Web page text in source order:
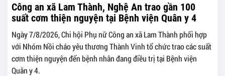
Công an xã Lam Thành, Nghệ An trao gần 100
suất cơm thiện nguyện tại Bệnh viện Quân y 4
Ngày 7/8/2026, Chi hội Phụ nữ Công an xã Lam Thành phối hợp
với Nhóm Nồi cháo yêu thương Thành Vinh tổ chức trao các suất
cơm thiện nguyện đến bệnh nhân đang điều trị tại Bệnh viện
Quân y 4.